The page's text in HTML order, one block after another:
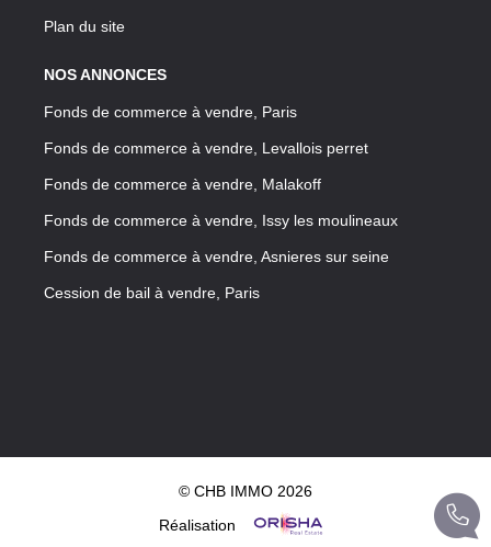
Plan du site
NOS ANNONCES
Fonds de commerce à vendre, Paris
Fonds de commerce à vendre, Levallois perret
Fonds de commerce à vendre, Malakoff
Fonds de commerce à vendre, Issy les moulineaux
Fonds de commerce à vendre, Asnieres sur seine
Cession de bail à vendre, Paris
© CHB IMMO 2026
Réalisation